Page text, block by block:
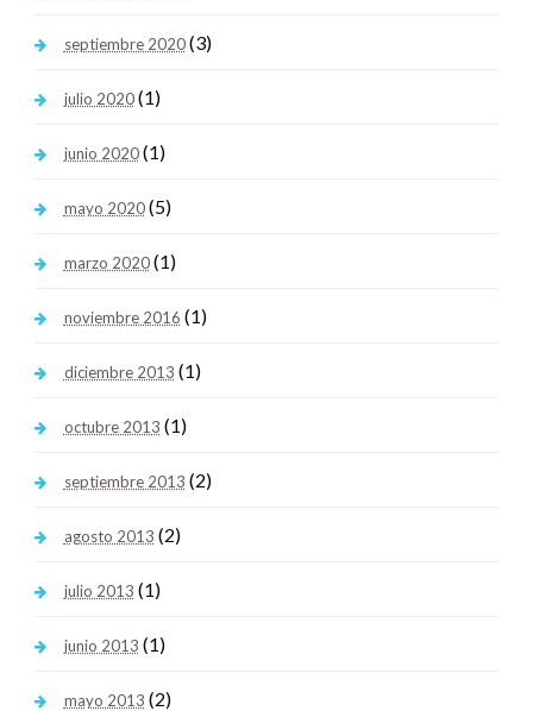
septiembre 2020(3)
julio 2020(1)
junio 2020(1)
mayo 2020(5)
marzo 2020(1)
noviembre 2016 (1)
diciembre 2013 (1)
octubre 2013 (1)
septiembre 2013 (2)
agosto 2013 (2)
julio 2013 (1)
junio 2013 (1)
mayo 2013 (2)